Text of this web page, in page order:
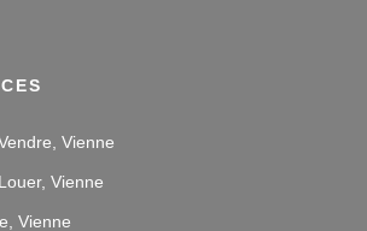
Vienne
Vienne
Vienne